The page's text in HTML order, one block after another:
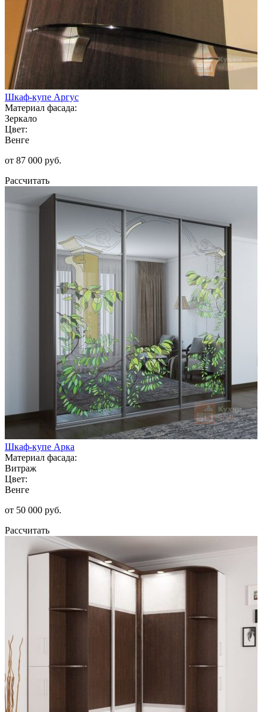
Шкаф-купе Аргус
Материал фасада:
Зеркало
Цвет:
Венге
от 87 000 руб.
Рассчитать
Шкаф-купе Арка
Материал фасада:
Витраж
Цвет:
Венге
от 50 000 руб.
Рассчитать